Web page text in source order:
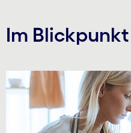
Im Blickpunkt